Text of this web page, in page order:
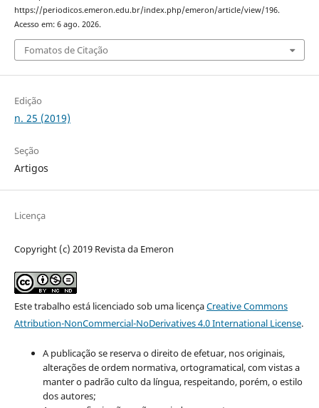
https://periodicos.emeron.edu.br/index.php/emeron/article/view/196.
Acesso em: 6 ago. 2026.
Fomatos de Citação
Edição
n. 25 (2019)
Seção
Artigos
Licença
Copyright (c) 2019 Revista da Emeron
Este trabalho está licenciado sob uma licençaCreative Commons
Attribution-NonCommercial-NoDerivatives 4.0 International License.
A publicação se reserva o direito de efetuar, nos originais,
alterações de ordem normativa, ortogramatical, com vistas a
manter o padrão culto da língua, respeitando, porém, o estilo
dos autores;